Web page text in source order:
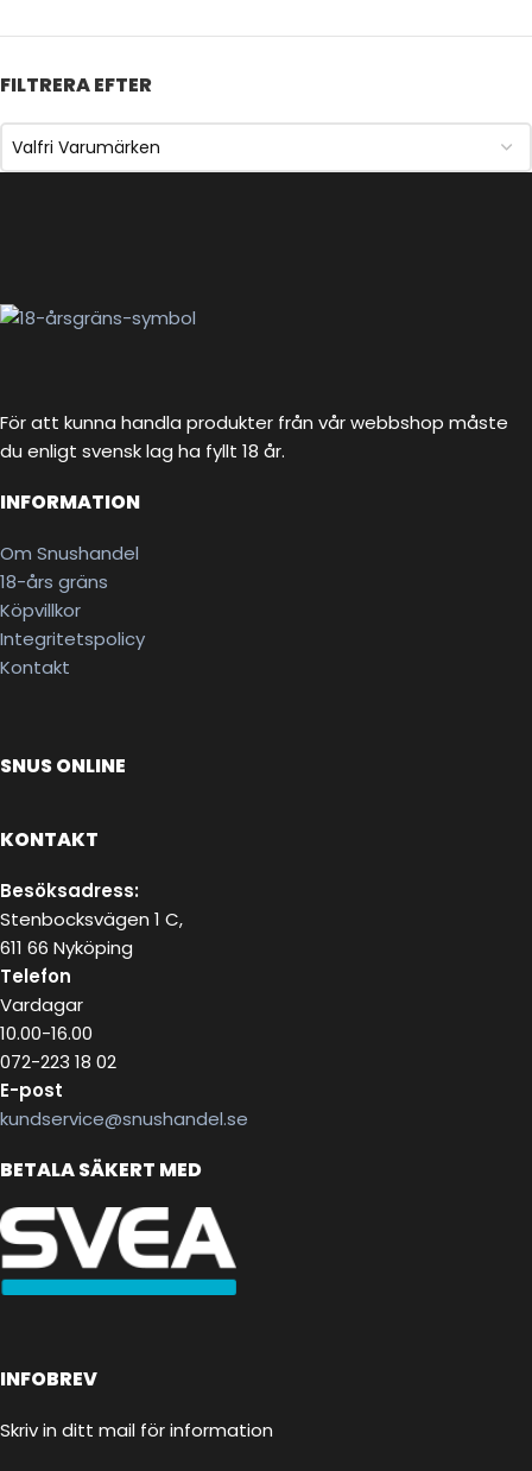
FILTRERA EFTER
Valfri Varumärken
För att kunna handla produkter från vår webbshop måste
du enligt svensk lag ha fyllt 18 år.
INFORMATION
Om Snushandel
18-års gräns
Köpvillkor
Integritetspolicy
Kontakt
SNUS ONLINE
KONTAKT
Besöksadress:
Stenbocksvägen 1 C,
611 66 Nyköping
Telefon
Vardagar
10.00-16.00
072-223 18 02
E-post
kundservice@snushandel.se
BETALA SÄKERT MED
INFOBREV
Skriv in ditt mail för information